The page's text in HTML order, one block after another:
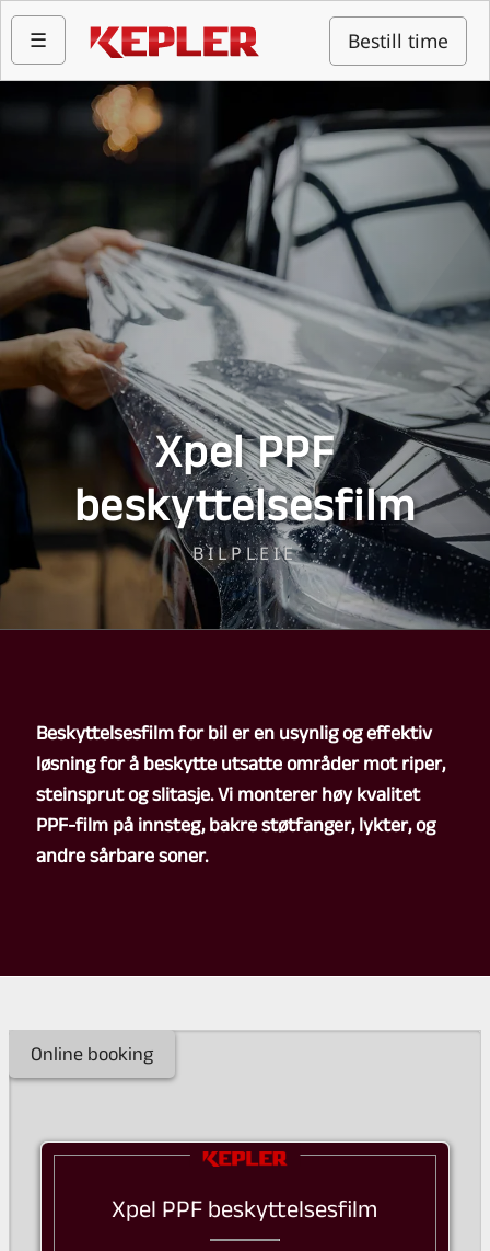
☰ Bestill time
Xpel PPF
beskyttelsesfilm
BILPLEIE
Beskyttelsesfilm for bil er en usynlig og effektiv
løsning for å beskytte utsatte områder mot riper,
steinsprut og slitasje. Vi monterer høy kvalitet
PPF-film på innsteg, bakre støtfanger, lykter, og
andre sårbare soner.
Online booking
Xpel PPF beskyttelsesfilm